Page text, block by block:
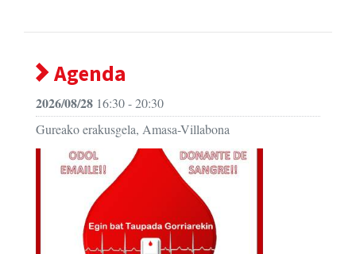
Agenda
2026/08/28 16:30 - 20:30
Gureako erakusgela, Amasa-Villabona